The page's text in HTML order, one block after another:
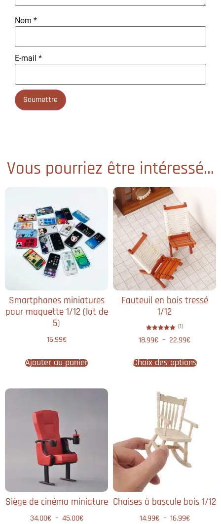
Nom *
E-mail *
Vous pourriez être intéressé...
Smartphones miniatures
pour maquette 1/12 (lot de
5)
16.99€
Ajouter au panier
Fauteuil en bois tressé
1/12
5.00
(1)
18.99€ – 22.99€
Choix des options
Siège de cinéma miniature
34.00€ – 45.00€
Chaises à bascule bois 1/12
14.99€ – 16.99€